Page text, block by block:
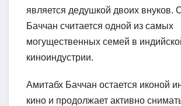
является дедушкой двоих внуков.
Баччан считается одной из самых
могущественных семей в
киноиндустрии.
Амитабх Баччан остается иконой
кино и продолжает активно